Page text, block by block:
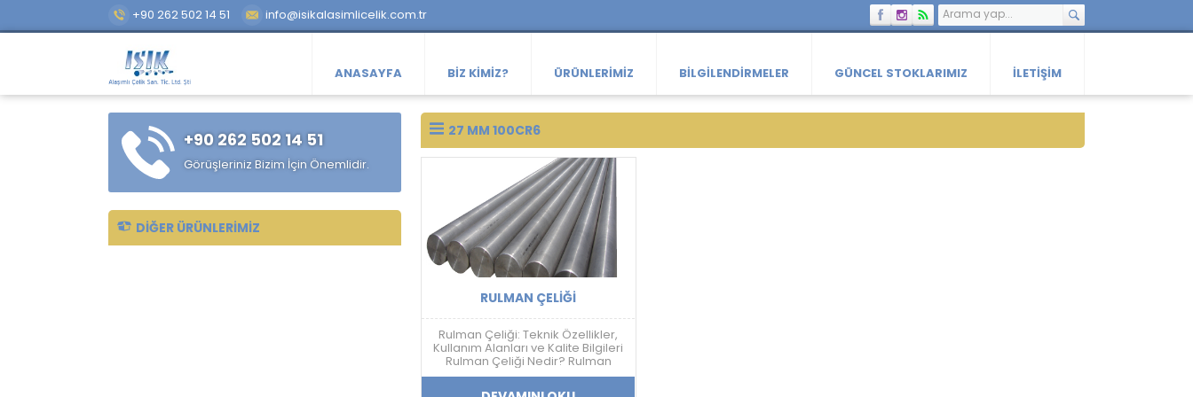
+90 262 502 14 51 info@isikalasimlicelik.com.tr
ANASAYFA BIZ KIMIZ? ÜRÜNLERIMIZ BILGILENDIRMELER GÜNCEL STOKLARIMIZ İLETIŞIM
27 MM 100CR6
RULMAN ÇELIĞI
Rulman Çeliği: Teknik Özellikler,
Kullanım Alanları ve Kalite Bilgileri
Rulman Çeliği Nedir? Rulman
çeliği; yüksek sertlik, aşınma
dayanımı, yorulma direnci ve
+90 262 502 14 51
Görüşleriniz Bizim İçin Önemlidir.
DIĞER ÜRÜNLERIMIZ